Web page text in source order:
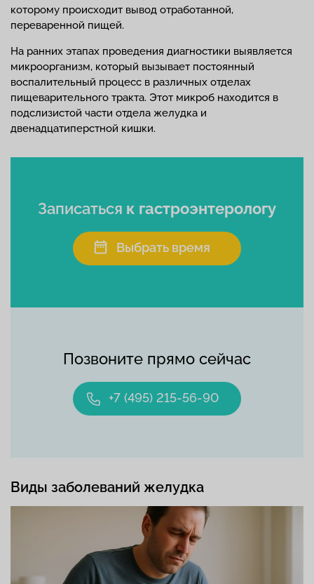
которому происходит вывод отработанной,
переваренной пищей.
На ранних этапах проведения диагностики выявляется
микроорганизм, который вызывает постоянный
воспалительный процесс в различных отделах
пищеварительного тракта. Этот микроб находится в
подслизистой части отдела желудка и
двенадцатиперстной кишки.
Позвоните прямо сейчас
+7 (495) 215-56-90
Записаться к гастроэнтерологу
Выбрать время
Виды заболеваний желудка